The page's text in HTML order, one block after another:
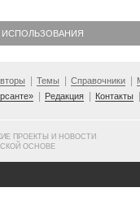
Темы Справочники
Редакция Контакты
ПРОЕКТЫ И НОВОСТИ
ОСНОВЕ